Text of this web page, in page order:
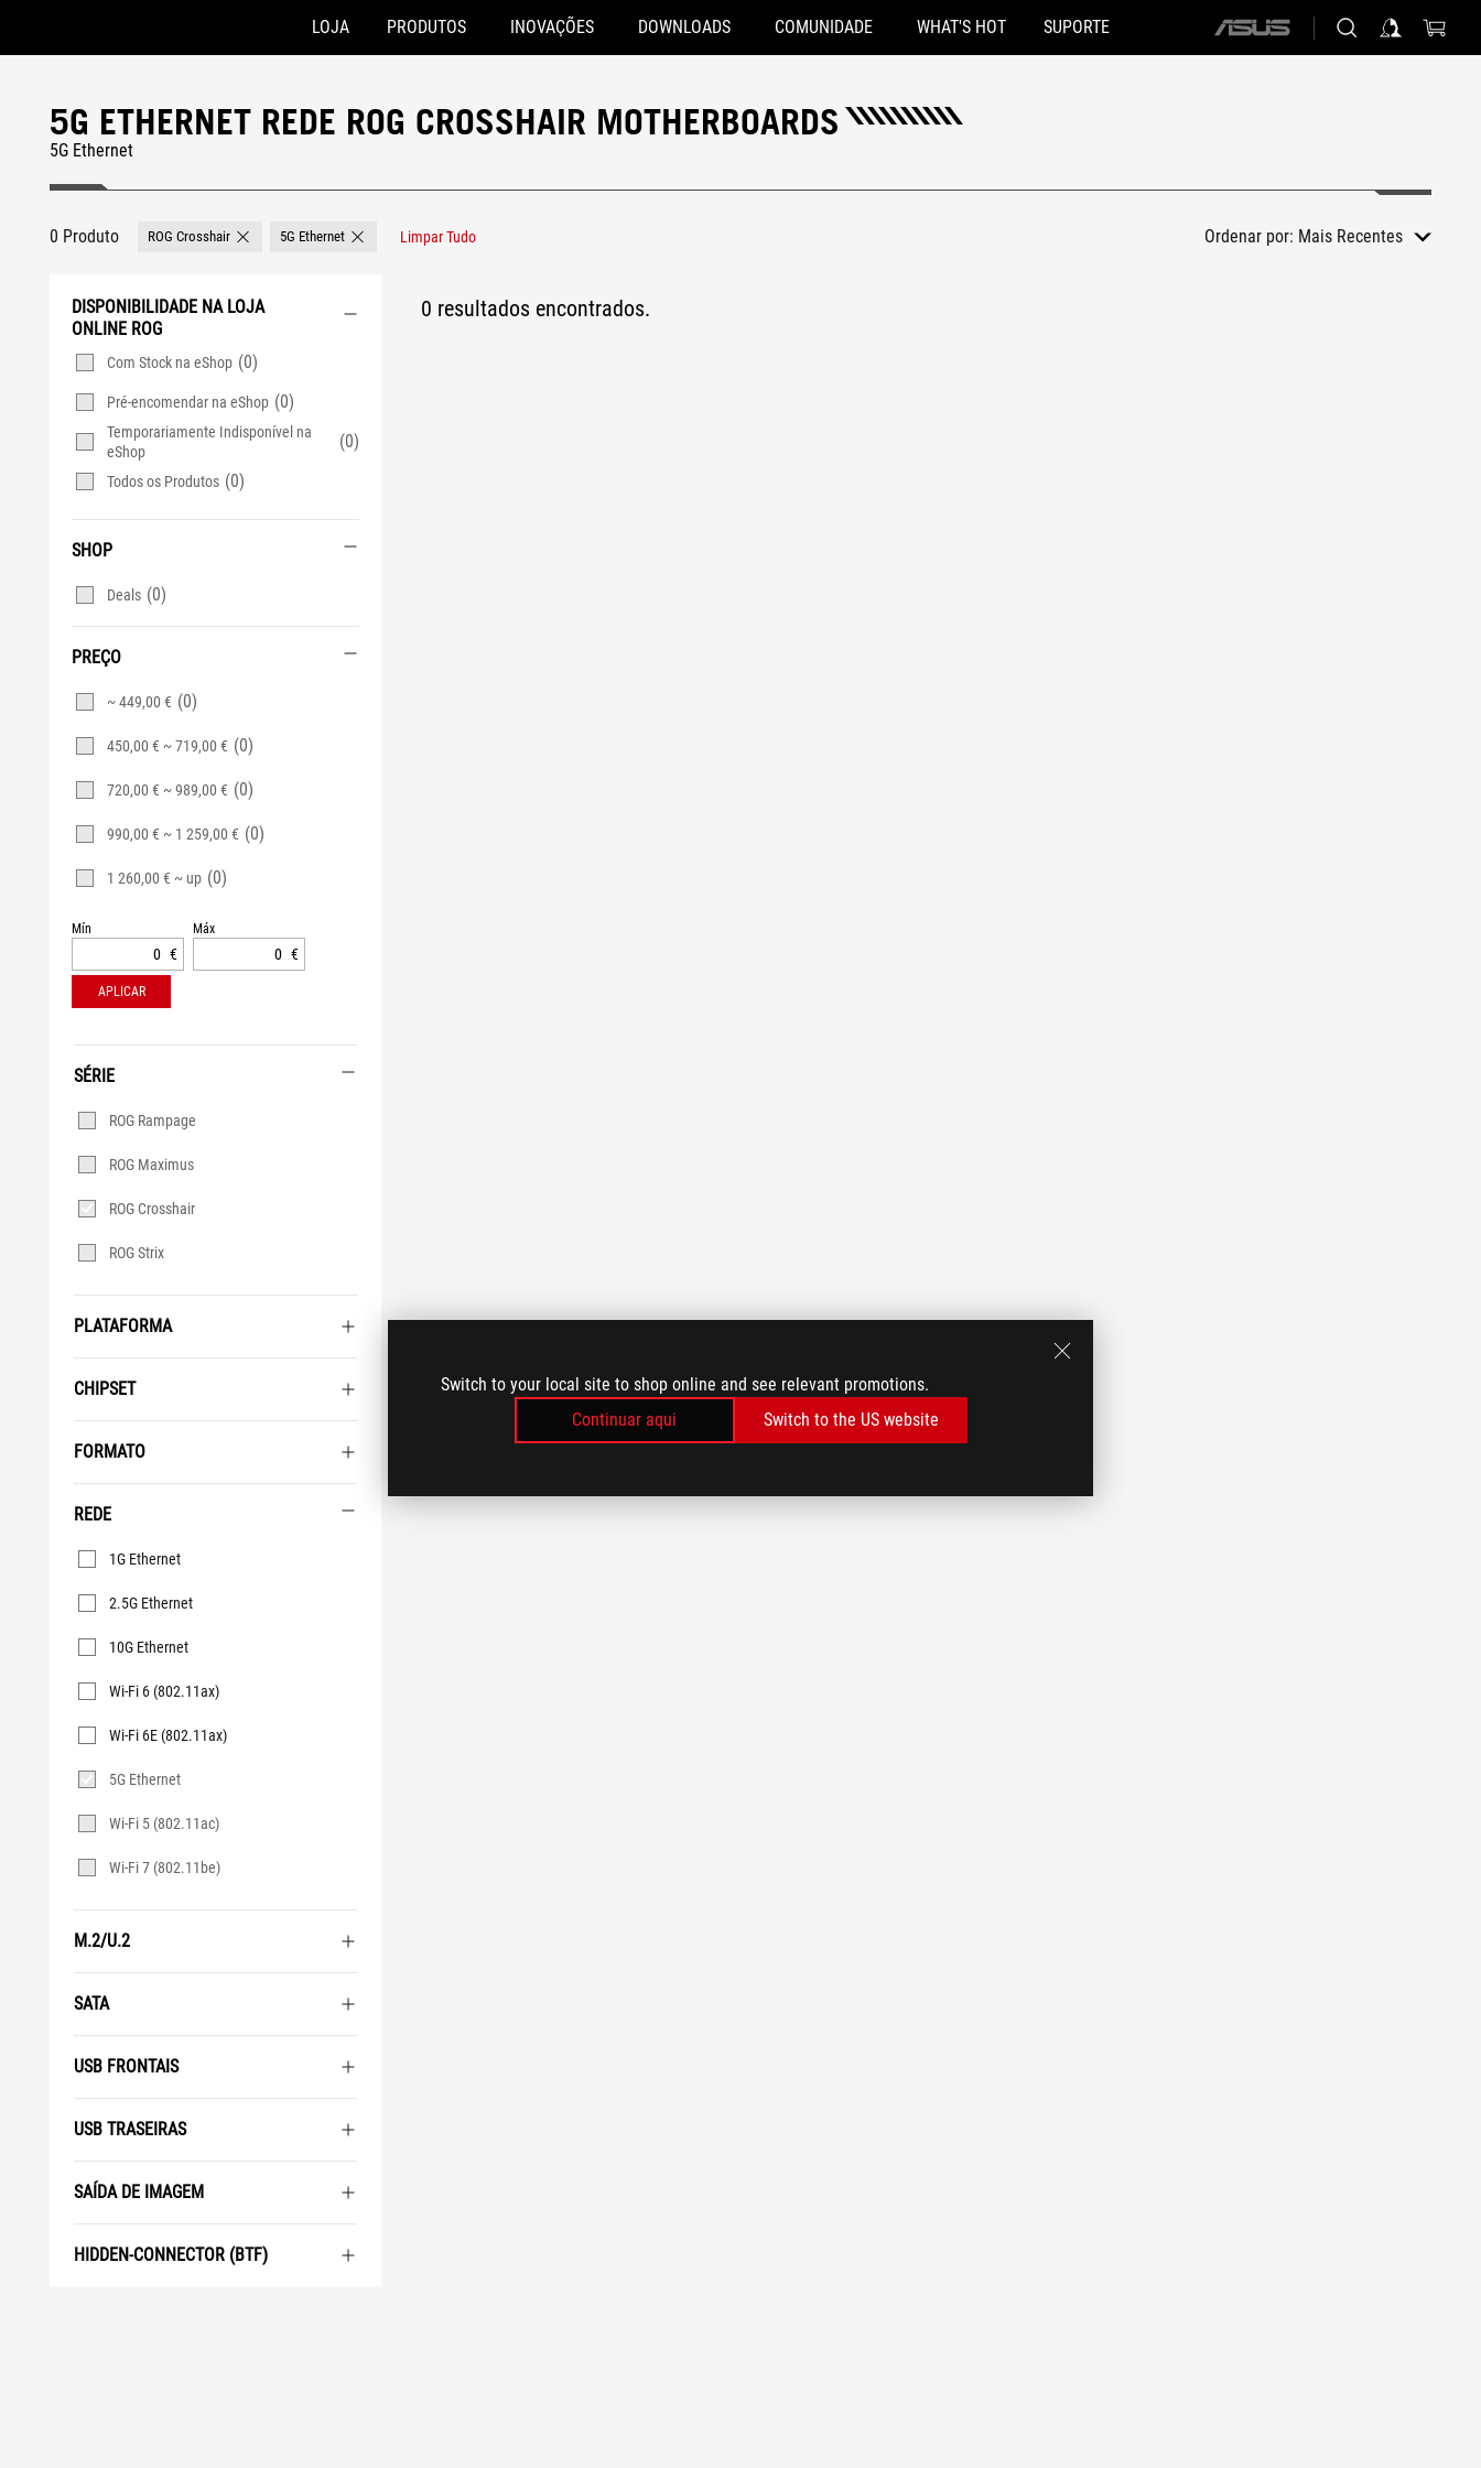
Switch to your local site to shop online and see relevant promotions.
Continuar aqui
Switch to the US website
Accessibility links
LOJA PRODUTOS INOVAÇÕES DOWNLOADS COMUNIDADE WHAT'S HOT SUPORTE
ASUS
5G ETHERNET REDE ROG CROSSHAIR MOTHERBOARDS
5G Ethernet
0 Produto ROG Crosshair Remove ROG Crosshair
5G Ethernet Remove 5G Ethernet
Limpar Tudo Ordenar por: Mais Recentes
DISPONIBILIDADE NA LOJA
ONLINE ROG
Com Stock na eShop (0)
Pré-encomendar na eShop (0)
Temporariamente Indisponível na
eShop
(0)
Todos os Produtos (0)
SHOP
Deals (0)
PREÇO
~ 449,00 € (0)
450,00 € ~ 719,00 € (0)
720,00 € ~ 989,00 € (0)
990,00 € ~ 1 259,00 € (0)
1 260,00 € ~ up (0)
Mín
€
Máx
€
APLICAR
SÉRIE
Série
ROG Rampage
ROG Maximus
ROG Crosshair
ROG Strix
PLATAFORMA
CHIPSET
FORMATO
REDE
Rede
1G Ethernet
2.5G Ethernet
5G Ethernet
10G Ethernet
Wi-Fi 6 (802.11ax)
Wi-Fi 5 (802.11ac)
Wi-Fi 6E (802.11ax)
Wi-Fi 7 (802.11be)
M.2/U.2
SATA
USB FRONTAIS
USB TRASEIRAS
SAÍDA DE IMAGEM
HIDDEN-CONNECTOR (BTF)
0 resultados encontrados.